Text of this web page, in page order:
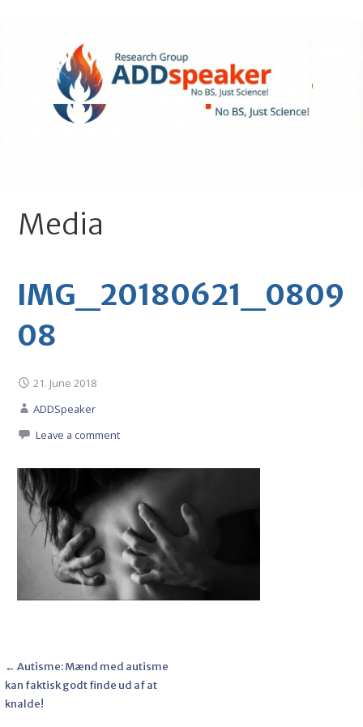
ADDspeaker.net
Media
IMG_20180621_0809
08
21. June 2018
ADDSpeaker
Leave a comment
Post
navigation
← Autisme: Mænd med autisme
kan faktisk godt finde ud af at
knalde!